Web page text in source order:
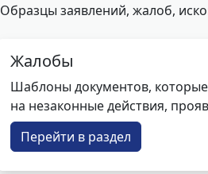
Образцы заявлений, жалоб,
Жалобы
Шаблоны документов,
на незаконные действия,
Перейти в раздел